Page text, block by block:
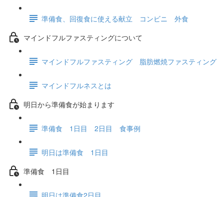
準備食、回復食に使える献立 コンビニ 外食
マインドフルファスティングについて
マインドフルファスティング 脂肪燃焼ファスティング
マインドフルネスとは
明日から準備食が始まります
準備食 1日目 2日目 食事例
明日は準備食 1日目
準備食 1日目
明日は準備食2日目